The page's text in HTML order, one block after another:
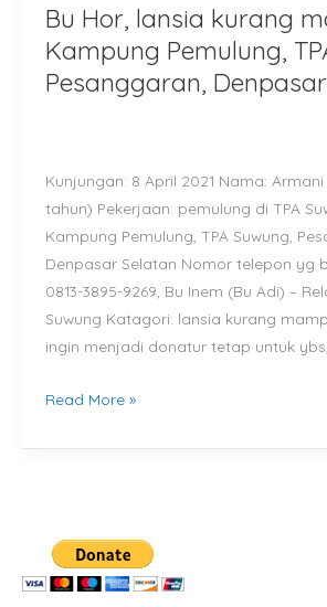
Bu Hor, lansia kurang
Kampung Pemulung,
Pesanggaran,
Kunjungan: 8 April 2021 Nama:
tahun) Pekerjaan: pemulung di TPA
Kampung Pemulung, TPA Suwung,
Denpasar Selatan Nomor telepon yg
0813-3895-9269, Bu Inem (Bu Adi) –
Suwung Katagori: lansia kurang
ingin menjadi donatur tetap untuk
Bu
Hor,
lansia
kurang
Kampung
Pemulung,
TPA
Suwung,
Pesanggaran,
Denpasar
Selatan
Read More »